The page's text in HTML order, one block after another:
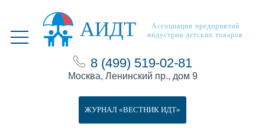
АИДТ
Ассоциация предприятий
индустрии детских товаров
8 (499) 519-02-81
Москва, Ленинский пр., дом 9
ЖУРНАЛ «ВЕСТНИК ИДТ»